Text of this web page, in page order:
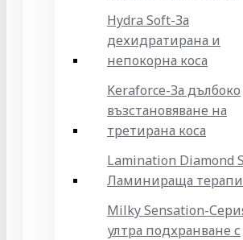
Hydra Soft-За
дехидратирана и
непокорна коса
Keraforce-За дълбоко
възстановяване на
третирана коса
Lamination Diamond
Ламинираща
Milky Sensation-
ултра подхранване с